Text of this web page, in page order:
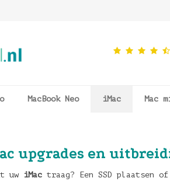
MacBook Neo iMac Mac
upgrades en
uw iMac traag? Een SSD plaatsen